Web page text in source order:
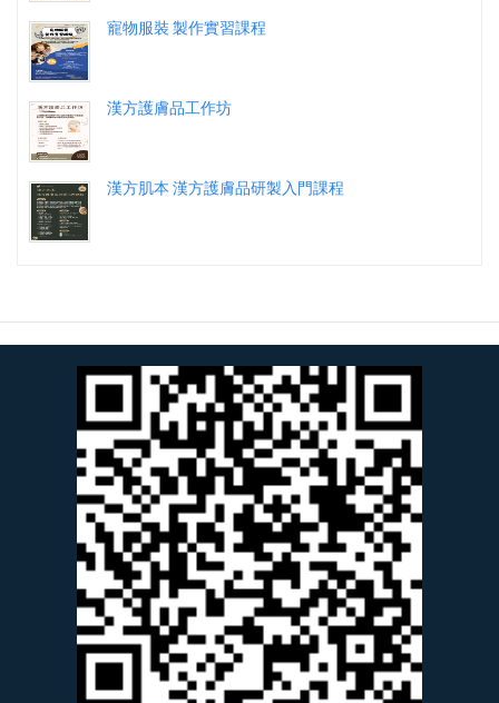
寵物服裝 製作實習課程
漢方護膚品工作坊
漢方肌本 漢方護膚品研製入門課程